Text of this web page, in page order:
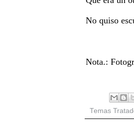
No quiso
Nota.:
Temas